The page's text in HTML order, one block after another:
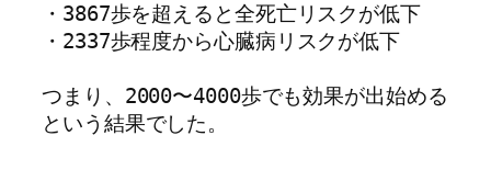
・3867歩を超えると全死亡リスクが低下
・2337歩程度から心臓病リスクが低下
つまり、2000〜4000歩でも効果が出始める
という結果でした。